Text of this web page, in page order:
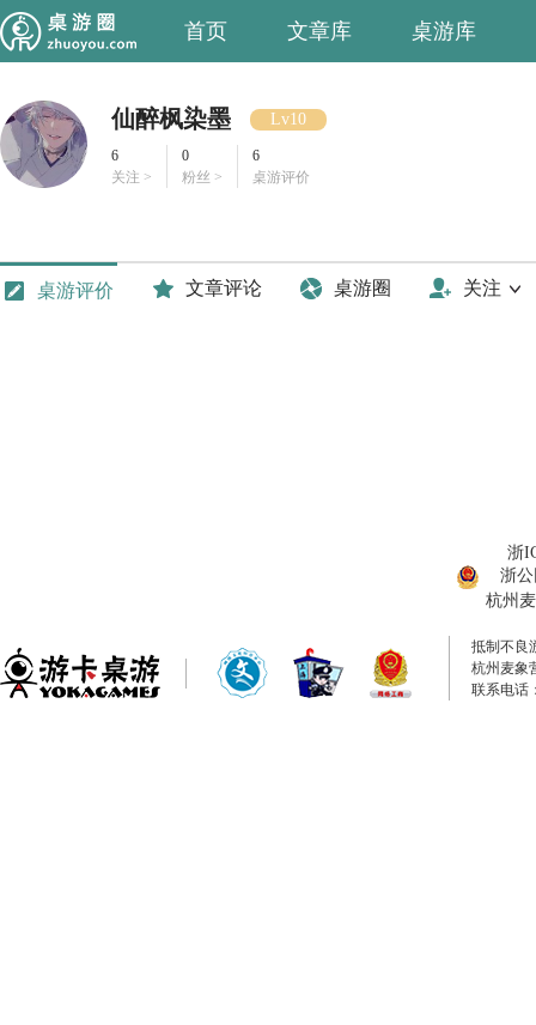
首页 文章库 桌游库
仙醉枫染墨 Lv10
6
关注 >
0
粉丝 >
6
桌游评价
桌游评价 文章评论 桌游圈 关注
浙
浙公
杭州
抵制不良
杭州麦象
联系电话